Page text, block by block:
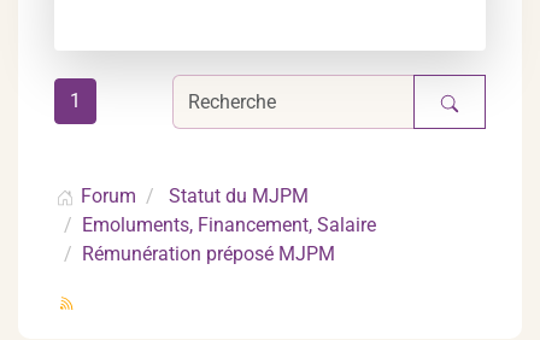
1
Forum
Statut du MJPM
Emoluments, Financement, Salaire
Rémunération préposé MJPM